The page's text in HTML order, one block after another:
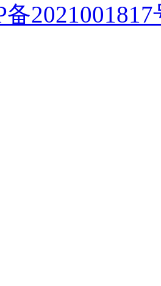
备2021001817